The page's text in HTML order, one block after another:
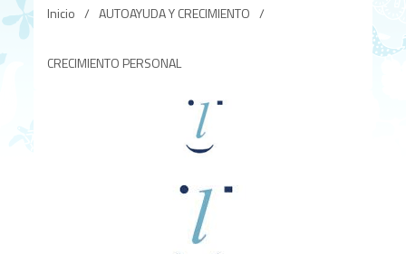
Inicio / AUTOAYUDA Y CRECIMIENTO /
CRECIMIENTO PERSONAL